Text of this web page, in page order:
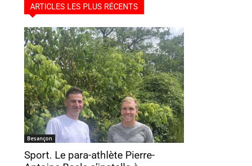
ARTICLES LES PLUS RÉCENTS
Besançon
Sport. Le para-athlète Pierre-